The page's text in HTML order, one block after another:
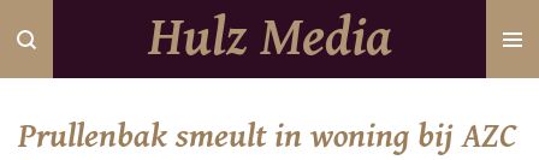
Ga
direct
hoofdinhoud
Hulz Media
Prullenbak smeult in woning bij AZC